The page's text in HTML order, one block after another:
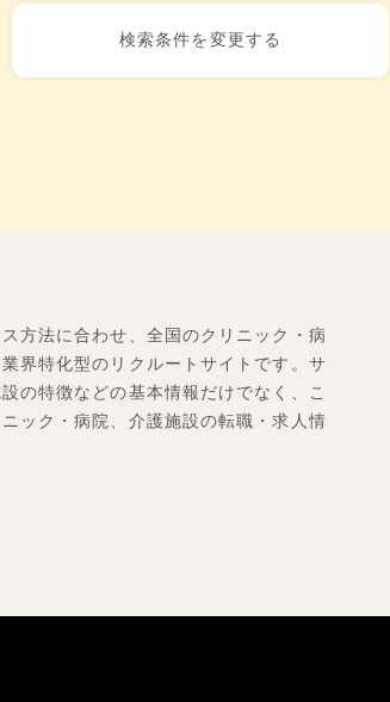
検索条件を変更する
方法に合わせ、全国のクリニック・病
界特化型のリクルートサイトです。サ
の特徴などの基本情報だけでなく、こ
ック・病院、介護施設の転職・求人情